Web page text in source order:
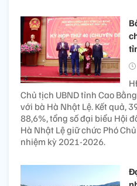
Chủ tịch UBND tỉnh Cao
với bà Hà Nhật Lệ. Kết quả,
88,6%, tổng số đại biểu Hội
Hà Nhật Lệ giữ chức Phó
nhiệm kỳ 2021-2026.